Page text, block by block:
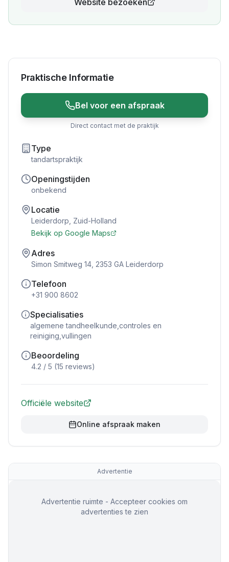
Praktische Informatie
Bel voor een afspraak
Direct contact met de praktijk
Type
tandartspraktijk
Openingstijden
onbekend
Locatie
Leiderdorp Zuid-Holland
Bekijk op Google Maps
Adres
Simon Smitweg 14, 2353 GA Leiderdorp
Telefoon
+31 900 8602
Specialisaties
algemene tandheelkunde,controles en
reiniging,vullingen
Beoordeling
4.2 / 5 (15 reviews)
Officiële website
Online afspraak maken
Advertentie
Advertentie ruimte - Accepteer cookies om
advertenties te zien